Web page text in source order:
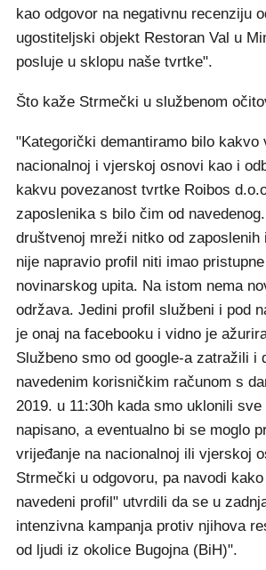
kao odgovor na negativnu recenziju
ugostiteljski objekt Restoran Val u
posluje u sklopu naše tvrtke".
Što kaže Strmečki u službenom
"Kategorički demantiramo bilo kakvo
nacionalnoj i vjerskoj osnovi kao i
kakvu povezanost tvrtke Roibos
zaposlenika s bilo čim od
društvenoj mreži nitko od zaposlenih
nije napravio profil niti imao
novinarskog upita. Na istom nema
održava. Jedini profil službeni i pod
je onaj na facebooku i vidno je
Službeno smo od google-a zatražili i
navedenim korisničkim računom s
2019. u 11:30h kada smo uklonili
napisano, a eventualno bi se moglo
vrijeđanje na nacionalnoj ili vjerskoj
Strmečki u odgovoru, pa navodi
navedeni profil" utvrdili da se u
intenzivna kampanja protiv njihova
od ljudi iz okolice Bugojna (BiH)".